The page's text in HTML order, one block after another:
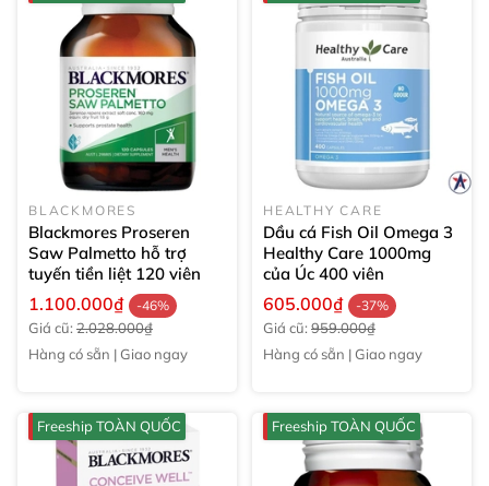
BLACKMORES
Blackmores Proseren
Saw Palmetto hỗ trợ
tuyến tiền liệt120 viên
1.100.000₫ -46%
Giá cũ: 2.028.000₫
Hàng có sẵn | Giao ngay
HEALTHY CARE
Dầu cá Fish Oil Omega 3
Healthy Care 1000mg
của Úc 400 viên
605.000₫ -37%
Giá cũ: 959.000₫
Hàng có sẵn | Giao ngay
Freeship TOÀN QUỐC Freeship TOÀN QUỐC